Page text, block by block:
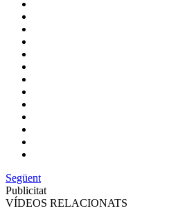
Següent
Publicitat
VÍDEOS RELACIONATS